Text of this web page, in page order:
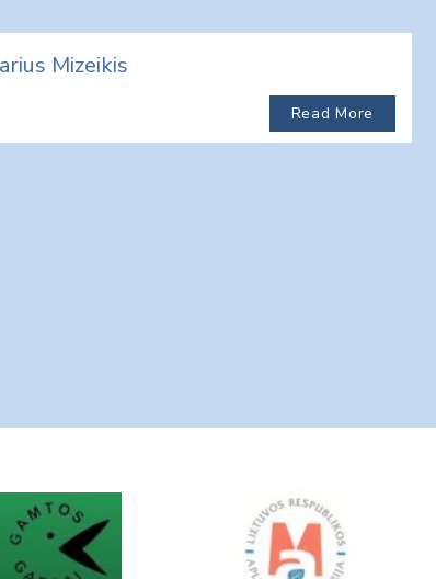
Mizeikis
Read More